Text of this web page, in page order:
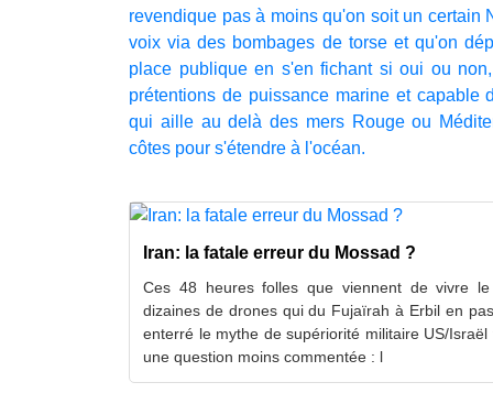
revendique pas à moins qu'on soit un certain
voix via des bombages de torse et qu'on
place publique en s'en fichant si oui ou
prétentions de puissance marine et capable
qui aille au delà des mers Rouge ou
côtes pour s'étendre à l'océan.
Iran: la fatale erreur du Mossad ?
Ces 48 heures folles que viennent de vivre
dizaines de drones qui du Fujaïrah à Erbil en
enterré le mythe de supériorité militaire US/
une question moins commentée : l